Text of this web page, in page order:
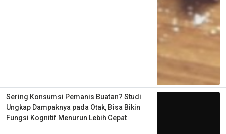
Sering Konsumsi Pemanis Buatan? Studi
Ungkap Dampaknya pada Otak, Bisa Bikin
Fungsi Kognitif Menurun Lebih Cepat